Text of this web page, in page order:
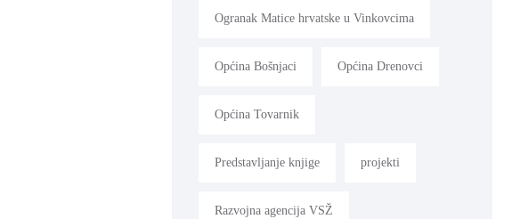
Ogranak Matice hrvatske u Vinkovcima
Općina Bošnjaci Općina Drenovci
Općina Tovarnik
Predstavljanje knjige projekti
Razvojna agencija VSŽ